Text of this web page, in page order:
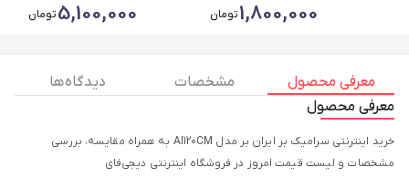
1,800,000تومان 5,100,000تومان
معرفی محصول مشخصات
دیدگاه ها
معرفی محصول
خرید اینترنتی سرامیک بر ایران بر مدل AI120CM به همراه مقایسه، بررسی
مشخصات و لیست قیمت امروز در فروشگاه اینترنتی دیجی‌فای